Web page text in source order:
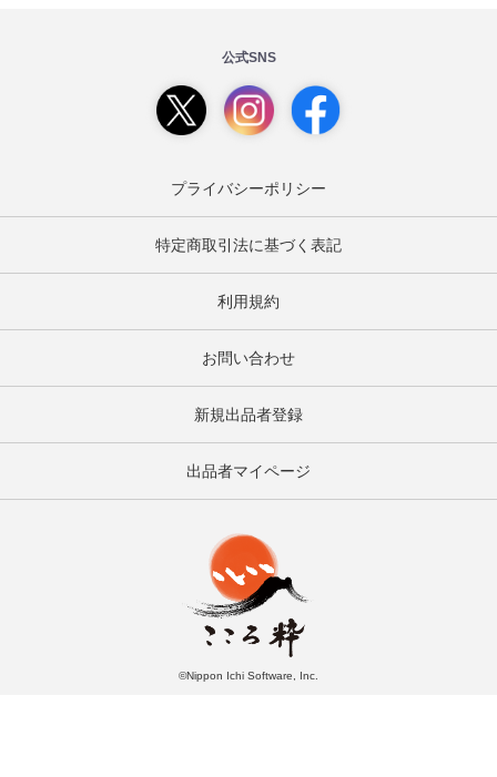
公式SNS
プライバシーポリシー
特定商取引法に基づく表記
利用規約
お問い合わせ
新規出品者登録
出品者マイページ
©Nippon Ichi Software, Inc.